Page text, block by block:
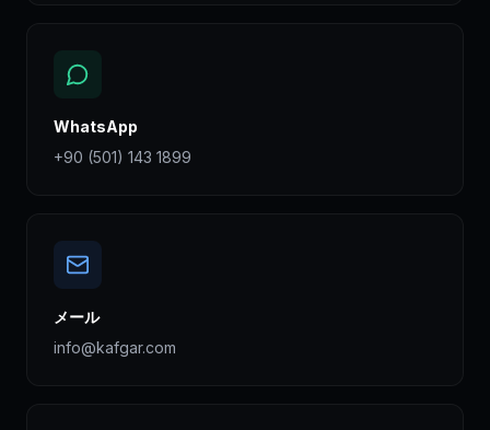
WhatsApp
+90 (501) 143 1899
メール
info@kafgar.com